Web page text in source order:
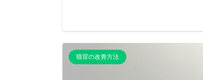
猫背の改善方法